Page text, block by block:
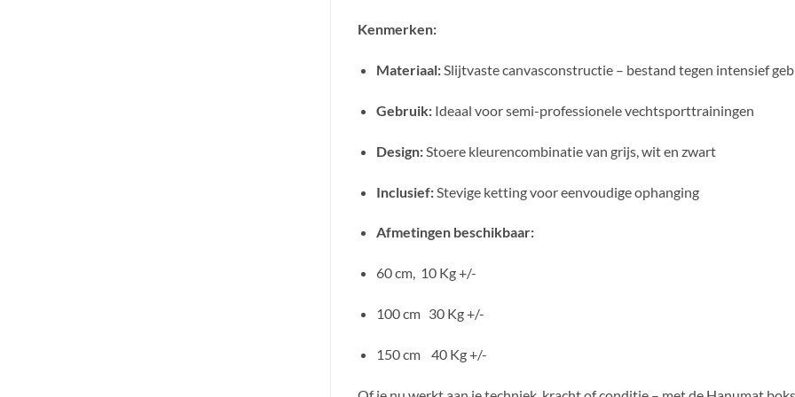
Kenmerken:
Materiaal:Slijtvaste canvasconstructie – bestand tegen intensief
Gebruik:Ideaal voor semi-professionele vechtsporttrainingen
Design:Stoere kleurencombinatie van grijs, wit en zwart
Inclusief:Stevige ketting voor eenvoudige ophanging
Afmetingen beschikbaar:
60 cm, 10 Kg +/-
100 cm 30 Kg +/-
150 cm 40 Kg +/-